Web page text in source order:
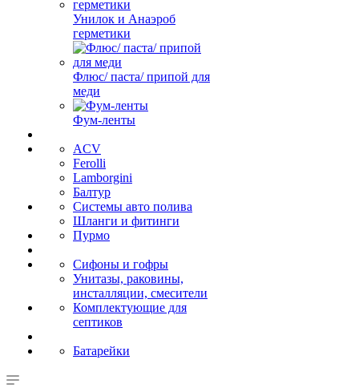
Унилок и Анаэроб
герметики
Флюс/ паста/ припой для
меди
Фум-ленты
ACV
Ferolli
Lamborgini
Балтур
Системы авто полива
Шланги и фитинги
Пурмо
Сифоны и гофры
Унитазы, раковины,
инсталляции, смесители
Комплектующие для
септиков
Батарейки